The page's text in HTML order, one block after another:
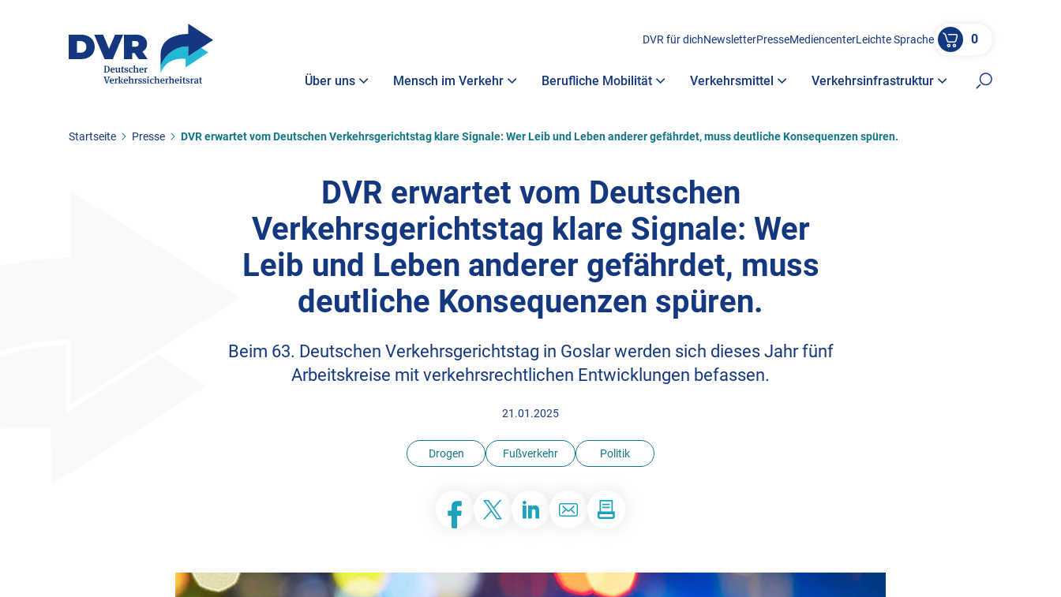
DVR für dichNewsletterPresseMediencenterLeichte Sprache 0
Über uns Mensch im Verkehr Berufliche Mobilität Verkehrsmittel Verkehrsinfrastruktur
Suche
Sie befinden sich hier:
Startseite Presse DVR erwartet vom Deutschen Verkehrsgerichtstag klare Signale: Wer Leib und Leben anderer gefährdet, muss deutliche Konsequenzen spüren.
DVR erwartet vom Deutschen
Verkehrsgerichtstag klare Signale: Wer
Leib und Leben anderer gefährdet, muss
deutliche Konsequenzen spüren.
Beim 63. Deutschen Verkehrsgerichtstag in Goslar werden sich dieses Jahr fünf
Arbeitskreise mit verkehrsrechtlichen Entwicklungen befassen.
21.01.2025
Drogen Fußverkehr Politik